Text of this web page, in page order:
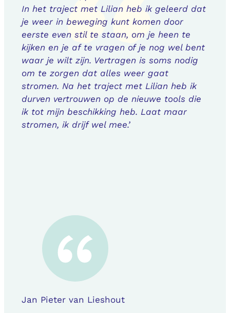
In het traject met Lilian heb ik geleerd dat
je weer in beweging kunt komen door
eerste even stil te staan, om je heen te
kijken en je af te vragen of je nog wel bent
waar je wilt zijn. Vertragen is soms nodig
om te zorgen dat alles weer gaat
stromen. Na het traject met Lilian heb ik
durven vertrouwen op de nieuwe tools die
ik tot mijn beschikking heb. Laat maar
stromen, ik drijf wel mee.’
Jan Pieter van Lieshout